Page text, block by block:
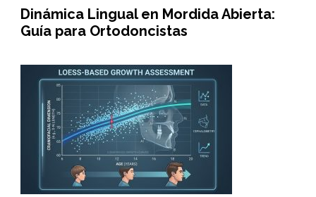
Dinámica Lingual en Mordida Abierta:
Guía para Ortodoncistas